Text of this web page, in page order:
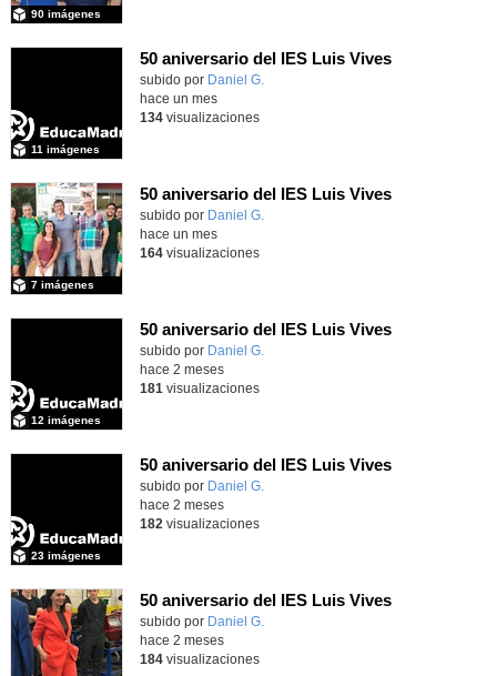
90 imágenes
50 aniversario del IES Luis Vives
subido por Daniel G.
11 imágenes
hace un mes
134visualizaciones
50 aniversario del IES Luis Vives
subido por Daniel G.
7 imágenes
hace un mes
164visualizaciones
50 aniversario del IES Luis Vives
subido por Daniel G.
12 imágenes
hace 2 meses
181 visualizaciones
50 aniversario del IES Luis Vives
subido por Daniel G.
23 imágenes
hace 2 meses
182 visualizaciones
50 aniversario del IES Luis Vives
subido por Daniel G.
hace 2 meses
184visualizaciones